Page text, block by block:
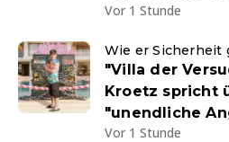
Vor 1 Stunde
Wie er Sicherheit
"Villa der
Kroetz spricht
"unendliche
Vor 1 Stunde